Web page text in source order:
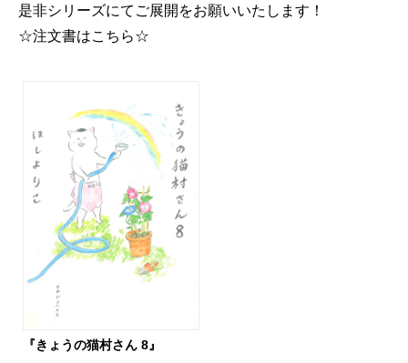
是非シリーズにてご展開をお願いいたします！
☆注文書はこちら☆
『きょうの猫村さん 8』